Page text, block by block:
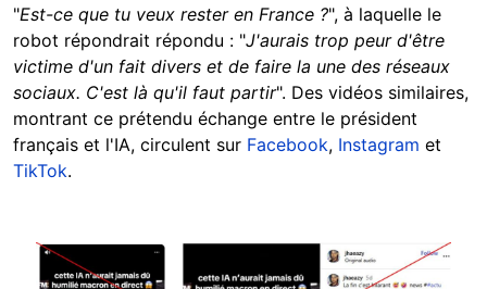
"Est-ce que tu veux rester en France ?", à laquelle le
robot répondrait répondu : "J'aurais trop peur d'être
victime d'un fait divers et de faire la une des réseaux
sociaux. C'est là qu'il faut partir". Des vidéos similaires,
montrant ce prétendu échange entre le président
français et l'IA, circulent sur Facebook, Instagram et
TikTok.
Image